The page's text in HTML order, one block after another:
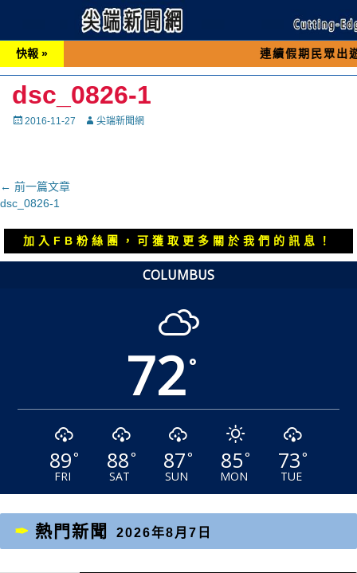
快報 » 連續假期民眾出遊可先撥打
dsc_0826-1
Posted
2016-11-27 Autor尖端新聞網
文
章
導
← 前一篇文章
上
文
dsc_0826-1
加入FB粉絲團，可獲取更多關於我們的訊息！
COLUMBUS
72°
89°
FRI
88°
SAT
87°
SUN
85°
MON
73°
TUE
熱門新聞 2026年8月7日